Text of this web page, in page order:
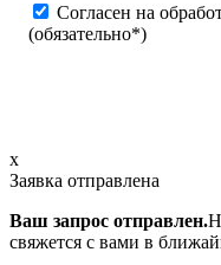
Согласен на
(обязательно*)
x
Заявка отправлена
Ваш запрос отправлен.
свяжется с вами в